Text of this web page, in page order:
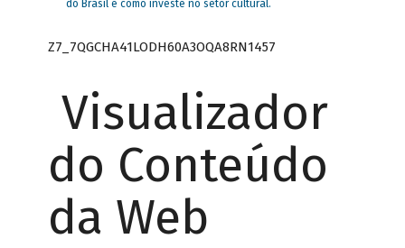
do Brasil e como investe no setor cultural.
Z7_7QGCHA41LODH60A3OQA8RN1457
Visualizador
do Conteúdo
da Web